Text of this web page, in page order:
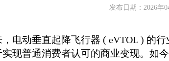
发布日期：2026年
电动垂直起降飞行器 ( eVTOL ) 的
现普通消费者认可的商业变现。如